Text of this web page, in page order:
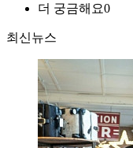
더 궁금해요0
최신뉴스